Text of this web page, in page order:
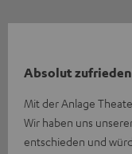
Absolut
Mit der Anlage
Wir haben uns
entschieden und